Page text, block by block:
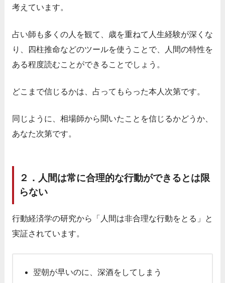
考えています。
占い師も多くの人を観て、歳を重ねて人生経験が深くな
り、四柱推命などのツールを使うことで、人間の特性を
ある程度読むことができることでしょう。
どこまで信じるかは、占ってもらった本人次第です。
同じように、相場師から聞いたことを信じるかどうか、
あなた次第です。
２．人間は常に合理的な行動ができるとは限
らない
行動経済学の研究から「人間は非合理な行動をとる」と
実証されています。
翌朝が早いのに、深酒をしてしまう